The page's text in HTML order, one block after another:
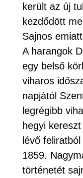
került az új
kezdődött
Sajnos
A harangok
egy belső
viharos
napjától
legrégibb
hegyi
lévő
1859.
történetét